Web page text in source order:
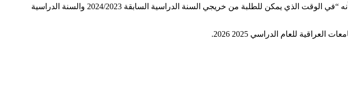
ويتم التقديم الإلكتروني عبر بوابة دائرة الدراسات عبر الرابط في نهاية هذا المقال، وأشارت الوزارة إلى أنه “في الوقت الذي يمكن للطلبة من خريجي السنة الدراسية السابقة 2024/2023 والسنة الدراسية
للعام الدراسي 2025 2026.